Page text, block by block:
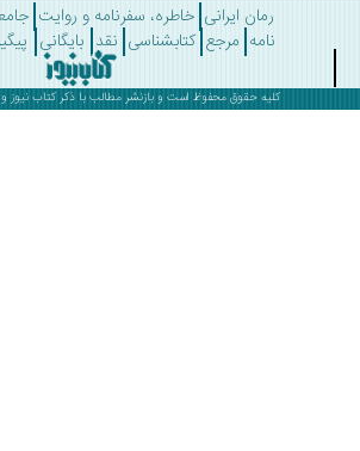
رمان ایرانی خاطره، سفرنامه و روایت جامعه
مرجع کتابشناسی نقد بایگانی پیگیری
کلیه حقوق محفوظ است و بازنشر مطالب با ذکرکتاب نیوزو درج